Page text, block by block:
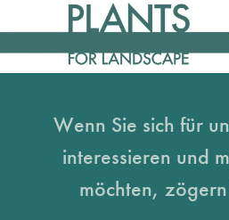
Wenn Sie sich für
interessieren und
möchten,